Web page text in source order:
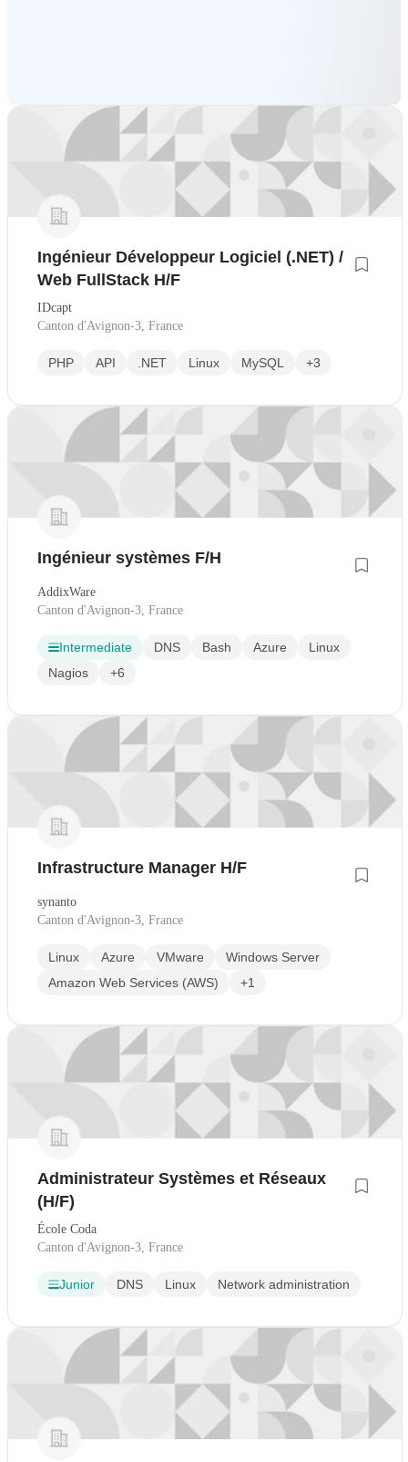
Ingénieur Développeur Logiciel (.NET) /
Web FullStack H/F
IDcapt
Canton d'Avignon-3, France
PHP API .NET Linux MySQL +3
Ingénieur systèmes F/H
AddixWare
Canton d'Avignon-3, France
Intermediate DNS Bash Azure
Linux
Nagios
+6
Infrastructure Manager H/F
synanto
Canton d'Avignon-3, France
Linux Azure VMware
Windows Server
Amazon Web Services (AWS)
+1
Administrateur Systèmes et Réseaux
(H/F)
École Coda
Canton d'Avignon-3, France
Junior DNS Linux Network administration